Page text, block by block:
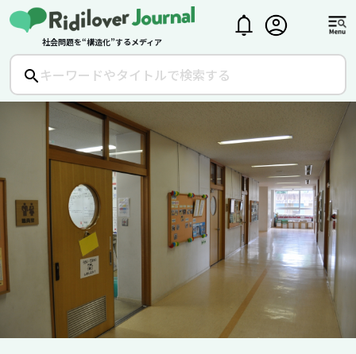
社会問題を“構造化”するメディア